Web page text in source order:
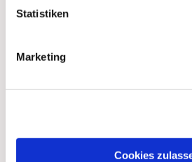
Statistiken
Marketing
Cookies
Dies könnte